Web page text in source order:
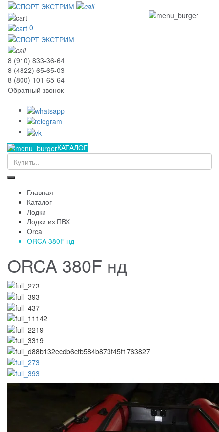
0
8 (910) 833-36-64
8 (4822) 65-65-03
8 (800) 101-65-64
Обратный звонок
КАТАЛОГ
Главная
Каталог
Лодки
Лодки из ПВХ
Orca
ORCA 380F нд
ORCA 380F нд